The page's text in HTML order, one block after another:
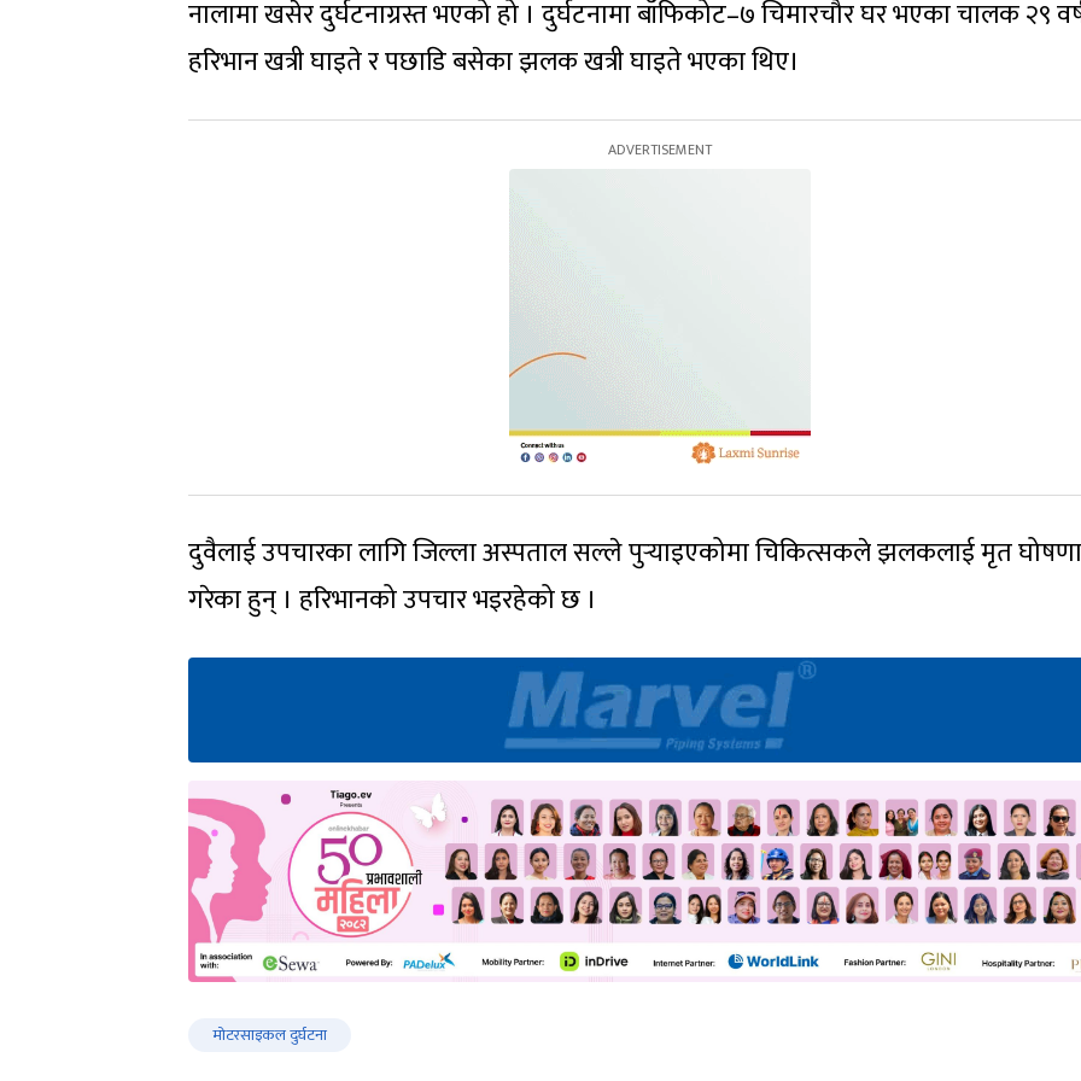
नालामा खसेर दुर्घटनाग्रस्त भएको हो । दुर्घटनामा बाँफिकोट–७ चिमारचौर घर भएका चालक २९
हरिभान खत्री घाइते र पछाडि बसेका झलक खत्री घाइते भएका थिए।
दुवैलाई उपचारका लागि जिल्ला अस्पताल सल्ले पुर्‍याइएकोमा चिकित्सकले झलकलाई मृत घोषणा
गरेका हुन् । हरिभानको उपचार भइरहेको छ ।
मोटरसाइकल दुर्घटना